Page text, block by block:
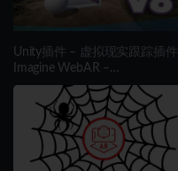
Unity插件 – 虚拟现实跟踪插件
Imagine WebAR –
WorldTrackerV8